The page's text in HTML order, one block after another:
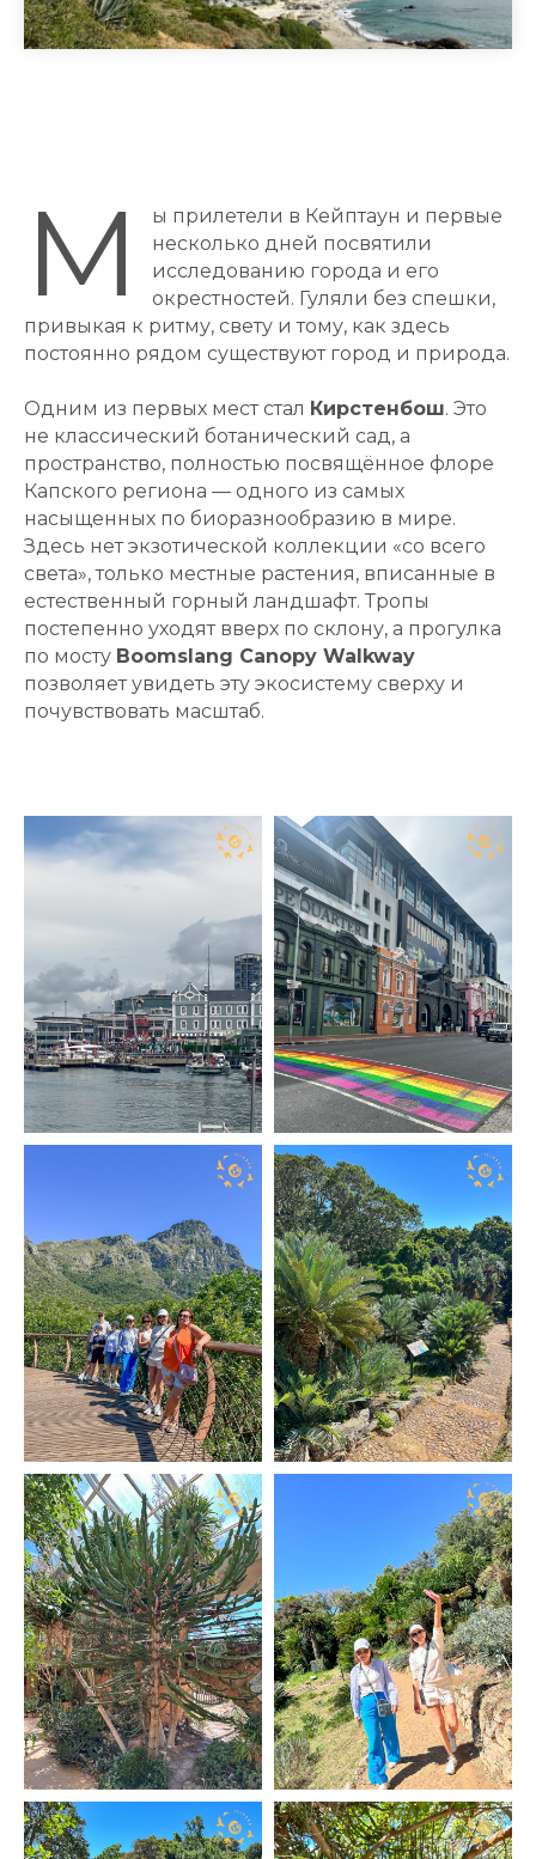
М
ы прилетели в Кейптаун и первые
несколько дней посвятили
исследованию города и его
окрестностей. Гуляли без спешки,
привыкая к ритму, свету и тому, как здесь
постоянно рядом существуют город и природа.
Одним из первых мест стал Кирстенбош. Это
не классический ботанический сад, а
пространство, полностью посвящённое флоре
Капского региона — одного из самых
насыщенных по биоразнообразию в мире.
Здесь нет экзотической коллекции «со всего
света», только местные растения, вписанные в
естественный горный ландшафт. Тропы
постепенно уходят вверх по склону, а прогулка
по мосту Boomslang Canopy Walkway
позволяет увидеть эту экосистему сверху и
почувствовать масштаб.